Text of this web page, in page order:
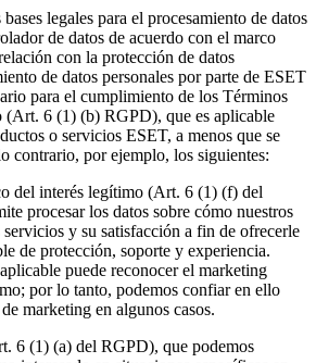
legales para el procesamiento de datos
de datos de acuerdo con el marco
con la protección de datos
de datos personales por parte de ESET
para el cumplimiento de los Términos
(Art. 6 (1) (b) RGPD), que es aplicable
o servicios ESET, a menos que se
contrario, por ejemplo, los siguientes:
del interés legítimo (Art. 6 (1) (f) del
procesar los datos sobre cómo nuestros
servicios y su satisfacción a fin de ofrecerle
de protección, soporte y experiencia.
puede reconocer el marketing
por lo tanto, podemos confiar en ello
marketing en algunos casos.
6 (1) (a) del RGPD), que podemos